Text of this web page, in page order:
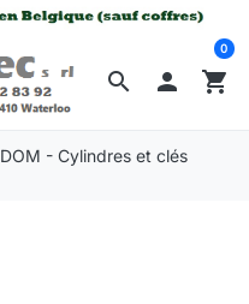
search  shopping_cart
0
DOM - Cylindres et clés